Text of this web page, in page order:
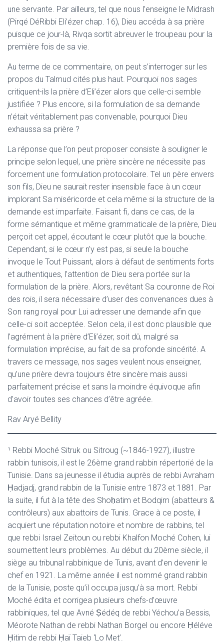
une servante. Par ailleurs, tel que nous l’enseigne le Midrash
(Pirqé DéRibbi Eli’ézer chap. 16), Dieu accéda à sa prière
puisque ce jour-là, Rivqa sortit abreuver le troupeau pour la
première fois de sa vie.
Au terme de ce commentaire, on peut s’interroger sur les
propos du Talmud cités plus haut. Pourquoi nos sages
critiquent-ils la prière d’Eli’ézer alors que celle-ci semble
justifiée ? Plus encore, si la formulation de sa demande
n’était véritablement pas convenable, pourquoi Dieu
exhaussa sa prière ?
La réponse que l’on peut proposer consiste à souligner le
principe selon lequel, une prière sincère ne nécessite pas
forcement une formulation protocolaire. Tel un père envers
son fils, Dieu ne saurait rester insensible face à un cœur
implorant Sa miséricorde et cela même si la structure de la
demande est imparfaite. Faisant fi, dans ce cas, de la
forme sémantique et même grammaticale de la prière, Dieu
perçoit cet appel, écoutant le cœur plutôt que la bouche.
Cependant, si le cœur n’y est pas, si seule la bouche
invoque le Tout Puissant, alors à défaut de sentiments forts
et authentiques, l’attention de Dieu sera portée sur la
formulation de la prière. Alors, revêtant Sa couronne de Roi
des rois, il sera nécessaire d’user des convenances dues à
Son rang royal pour Lui adresser une demande afin que
celle-ci soit acceptée. Selon cela, il est donc plausible que
l’agrément à la prière d’Eli’ézer, soit dû, malgré sa
formulation imprécise, au fait de sa profonde sincérité. A
travers ce message, nos sages veulent nous enseigner,
qu’une prière devra toujours être sincère mais aussi
parfaitement précise et sans la moindre équivoque afin
d’avoir toutes ses chances d’être agréée.
Rav Aryé Bellity
¹ Rebbi Moché Sitruk ou Sitroug (~1846-1927), illustre
rabbin tunisois, il est le 26ème grand rabbin répertorié de la
Tunisie. Dans sa jeunesse il étudia auprès de rebbi Avraham
Ḥadjadj, grand rabbin de la Tunisie entre 1873 et 1881. Par
la suite, il fut à la tête des Shoḥatim et Bodqim (abatteurs &
contrôleurs) aux abattoirs de Tunis. Grace à ce poste, il
acquiert une réputation notoire et nombre de rabbins, tel
que rebbi Israel Zeitoun ou rebbi Khalfon Moché Cohen, lui
soumettent leurs problèmes. Au début du 20ème siècle, il
siège au tribunal rabbinique de Tunis, avant d’en devenir le
chef en 1921. La même année il est nommé grand rabbin
de la Tunisie, poste qu’il occupa jusqu’à sa mort. Rebbi
Moché édita et corrigea plusieurs chefs-d’œuvre
rabbiniques, tel que Avné Ṣédéq de rebbi Yéchou’a Bessis,
Méorote Nathan de rebbi Nathan Borgel ou encore Ḥéléve
Ḥitim de rebbi Ḥaï Taieb ‘Lo Met’.